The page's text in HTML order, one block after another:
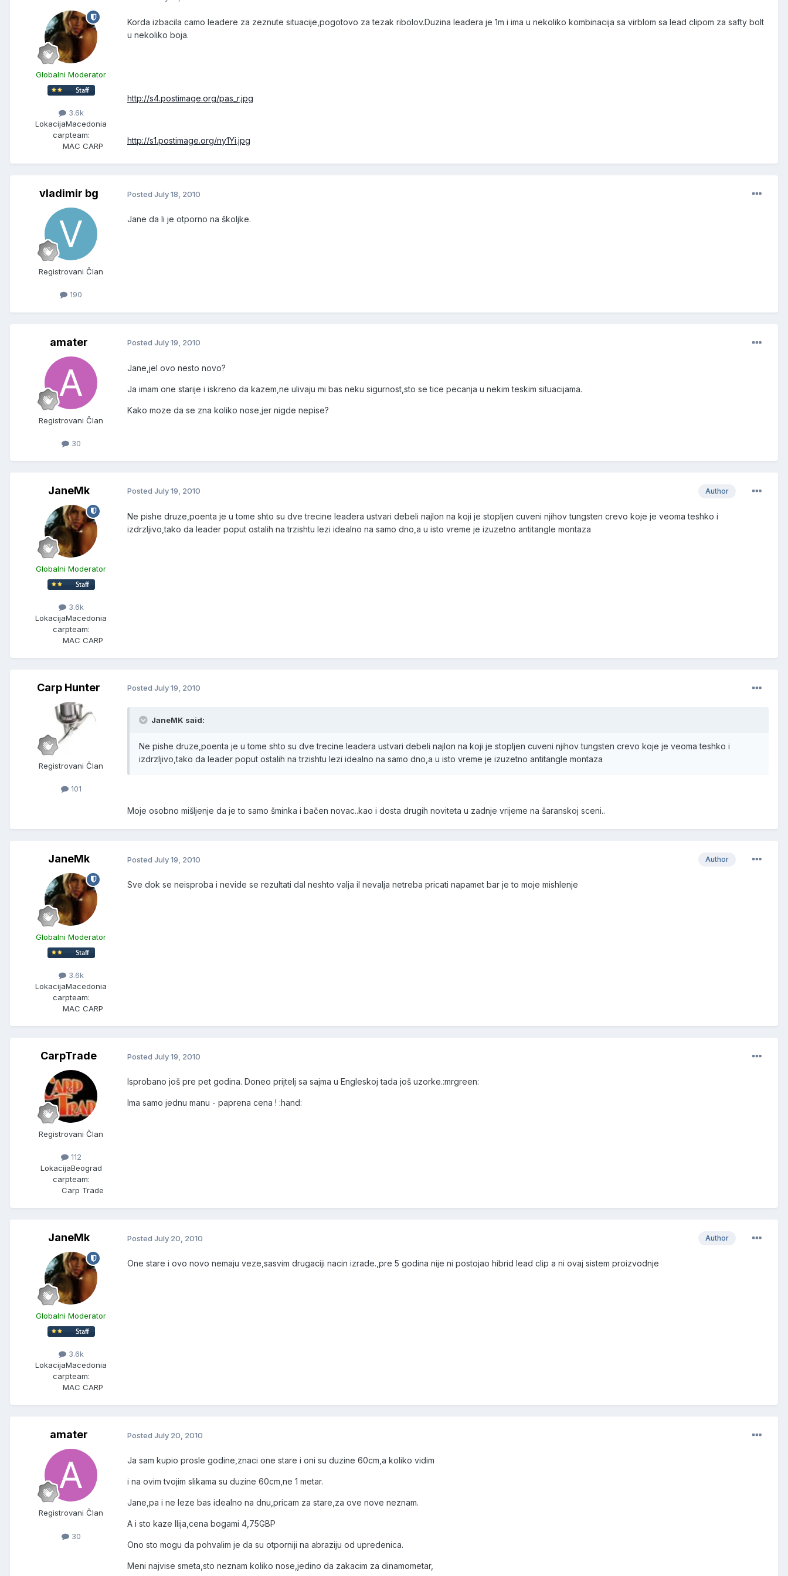
Globalni Moderator
3.6k
LokacijaMacedonia
carpteam:
MAC CARP
Korda izbacila camo leadere za zeznute situacije,pogotovo za tezak ribolov.Duzina leadera je 1m i ima u nekoliko kombinacija sa virblom sa lead clipom za safty bolt
u nekoliko boja.
http://s4.postimage.org/pas_r.jpg
http://s1.postimage.org/ny1Yi.jpg
vladimir bg
Registrovani Član
190
Posted July 18, 2010
Jane da li je otporno na školjke.
amater
Registrovani Član
30
Posted July 19, 2010
Jane,jel ovo nesto novo?
Ja imam one starije i iskreno da kazem,ne ulivaju mi bas neku sigurnost,sto se tice pecanja u nekim teskim situacijama.
Kako moze da se zna koliko nose,jer nigde nepise?
JaneMk
Globalni Moderator
3.6k
LokacijaMacedonia
carpteam:
MAC CARP
Author
Posted July 19, 2010
Ne pishe druze,poenta je u tome shto su dve trecine leadera ustvari debeli najlon na koji je stopljen cuveni njihov tungsten crevo koje je veoma teshko i
izdrzljivo,tako da leader poput ostalih na trzishtu lezi idealno na samo dno,a u isto vreme je izuzetno antitangle montaza
Carp Hunter
Registrovani Član
101
Posted July 19, 2010
JaneMK said:
Ne pishe druze,poenta je u tome shto su dve trecine leadera ustvari debeli najlon na koji je stopljen cuveni njihov tungsten crevo koje je veoma teshko i
izdrzljivo,tako da leader poput ostalih na trzishtu lezi idealno na samo dno,a u isto vreme je izuzetno antitangle montaza
Moje osobno mišljenje da je to samo šminka i bačen novac..kao i dosta drugih noviteta u zadnje vrijeme na šaranskoj sceni..
JaneMk
Globalni Moderator
3.6k
LokacijaMacedonia
carpteam:
MAC CARP
Author
Posted July 19, 2010
Sve dok se neisproba i nevide se rezultati dal neshto valja il nevalja netreba pricati napamet bar je to moje mishlenje
CarpTrade
Registrovani Član
112
LokacijaBeograd
carpteam:
Carp Trade
Posted July 19, 2010
Isprobano još pre pet godina. Doneo prijtelj sa sajma u Engleskoj tada još uzorke.:mrgreen:
Ima samo jednu manu - paprena cena ! :hand:
JaneMk
Globalni Moderator
3.6k
LokacijaMacedonia
carpteam:
MAC CARP
Author
Posted July 20, 2010
One stare i ovo novo nemaju veze,sasvim drugaciji nacin izrade.,pre 5 godina nije ni postojao hibrid lead clip a ni ovaj sistem proizvodnje
amater
Registrovani Član
30
Posted July 20, 2010
Ja sam kupio prosle godine,znaci one stare i oni su duzine 60cm,a koliko vidim
i na ovim tvojim slikama su duzine 60cm,ne 1 metar.
Jane,pa i ne leze bas idealno na dnu,pricam za stare,za ove nove neznam.
A i sto kaze Ilija,cena bogami 4,75GBP
Ono sto mogu da pohvalim je da su otporniji na abraziju od upredenica.
Meni najvise smeta,sto neznam koliko nose,jedino da zakacim za dinamometar,